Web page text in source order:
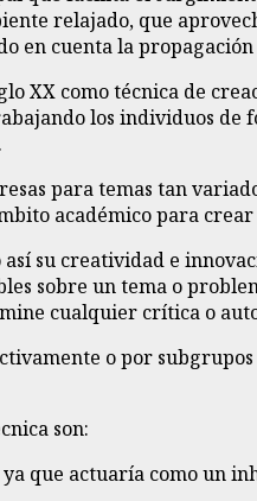
relajado, que
en cuenta la
XX como técnica de
los individuos
para temas tan
académico para
su creatividad e
sobre un tema o
cualquier crítica o
o por
son:
que actuaría como un